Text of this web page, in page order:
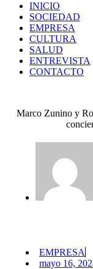
INICIO
SOCIEDAD
EMPRESA
CULTURA
SALUD
ENTREVISTA
CONTACTO
Marco Zunino y
EMPRESA
mayo 16,